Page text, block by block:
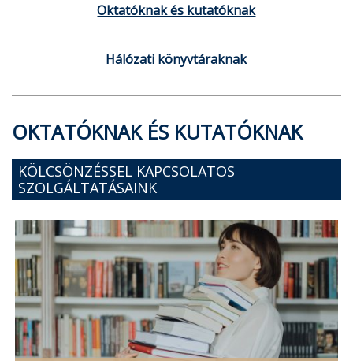
Oktatóknak és kutatóknak
Hálózati könyvtáraknak
OKTATÓKNAK ÉS KUTATÓKNAK
KÖLCSÖNZÉSSEL KAPCSOLATOS
SZOLGÁLTATÁSAINK